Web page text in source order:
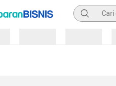
Pencarian